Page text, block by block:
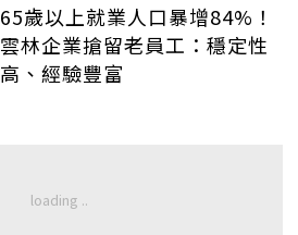
65歲以上就業人口暴增84%！
雲林企業搶留老員工：穩定性
高、經驗豐富